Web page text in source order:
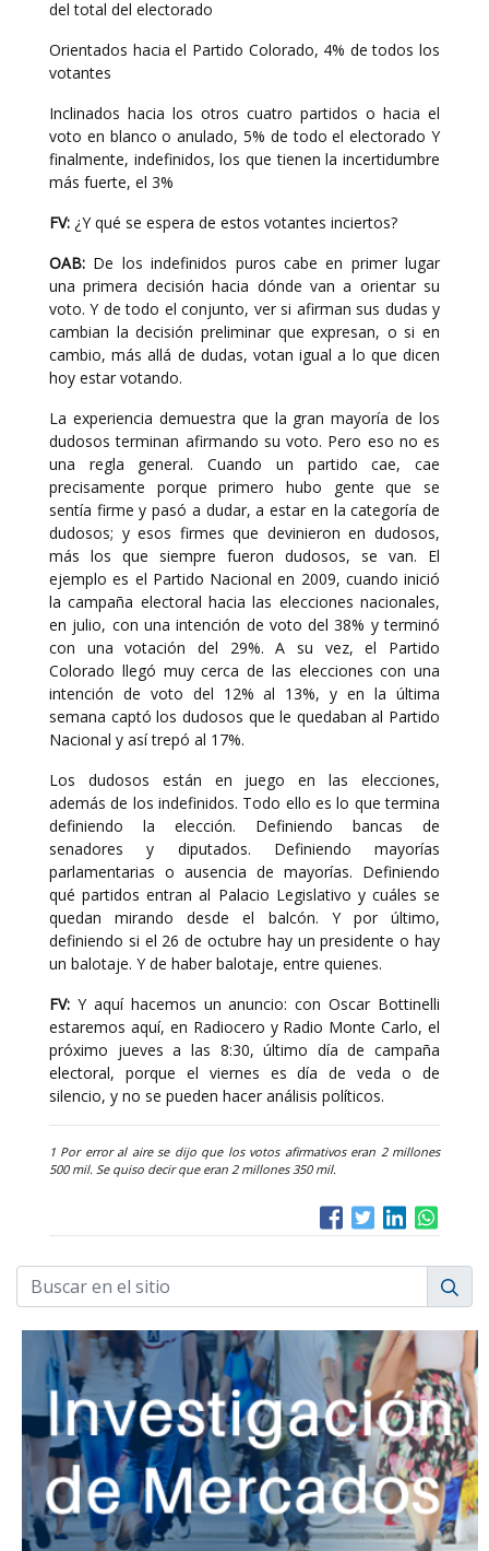
del total del electorado
Orientados hacia el Partido Colorado, 4% de todos los
votantes
Inclinados hacia los otros cuatro partidos o hacia el
voto en blanco o anulado, 5% de todo el electorado Y
finalmente, indefinidos, los que tienen la incertidumbre
más fuerte, el 3%
FV: ¿Y qué se espera de estos votantes inciertos?
OAB: De los indefinidos puros cabe en primer lugar
una primera decisión hacia dónde van a orientar su
voto. Y de todo el conjunto, ver si afirman sus dudas y
cambian la decisión preliminar que expresan, o si en
cambio, más allá de dudas, votan igual a lo que dicen
hoy estar votando.
La experiencia demuestra que la gran mayoría de los
dudosos terminan afirmando su voto. Pero eso no es
una regla general. Cuando un partido cae, cae
precisamente porque primero hubo gente que se
sentía firme y pasó a dudar, a estar en la categoría de
dudosos; y esos firmes que devinieron en dudosos,
más los que siempre fueron dudosos, se van. El
ejemplo es el Partido Nacional en 2009, cuando inició
la campaña electoral hacia las elecciones nacionales,
en julio, con una intención de voto del 38% y terminó
con una votación del 29%. A su vez, el Partido
Colorado llegó muy cerca de las elecciones con una
intención de voto del 12% al 13%, y en la última
semana captó los dudosos que le quedaban al Partido
Nacional y así trepó al 17%.
Los dudosos están en juego en las elecciones,
además de los indefinidos. Todo ello es lo que termina
definiendo la elección. Definiendo bancas de
senadores y diputados. Definiendo mayorías
parlamentarias o ausencia de mayorías. Definiendo
qué partidos entran al Palacio Legislativo y cuáles se
quedan mirando desde el balcón. Y por último,
definiendo si el 26 de octubre hay un presidente o hay
un balotaje. Y de haber balotaje, entre quienes.
FV: Y aquí hacemos un anuncio: con Oscar Bottinelli
estaremos aquí, en Radiocero y Radio Monte Carlo, el
próximo jueves a las 8:30, último día de campaña
electoral, porque el viernes es día de veda o de
silencio, y no se pueden hacer análisis políticos.
1 Por error al aire se dijo que los votos afirmativos eran 2 millones
500 mil. Se quiso decir que eran 2 millones 350 mil.